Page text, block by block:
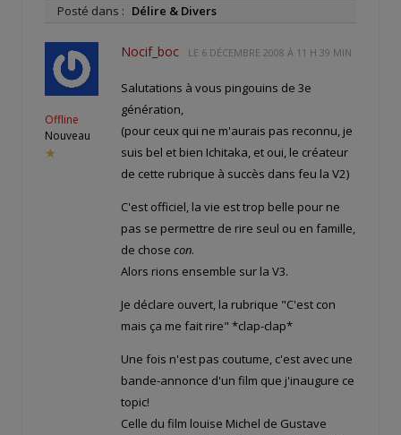
Posté dans : Délire & Divers
Offline
Nouveau
★
Nocif_boc LE 6 DÉCEMBRE 2008 À 11 H 39 MIN
Salutations à vous pingouins de 3e
génération,
(pour ceux qui ne m'aurais pas reconnu, je
suis bel et bien Ichitaka, et oui, le créateur
de cette rubrique à succès dans feu la V2)
C'est officiel, la vie est trop belle pour ne
pas se permettre de rire seul ou en famille,
de chose con.
Alors rions ensemble sur la V3.
Je déclare ouvert, la rubrique "C'est con
mais ça me fait rire" *clap-clap*
Une fois n'est pas coutume, c'est avec une
bande-annonce d'un film que j'inaugure ce
topic!
Celle du film louise Michel de Gustave